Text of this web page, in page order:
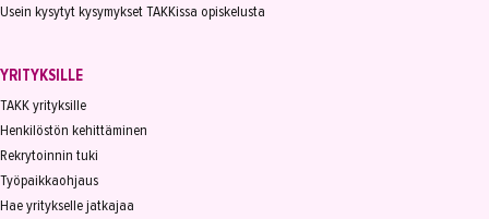
Usein kysytyt kysymykset TAKKissa opiskelusta
YRITYKSILLE
TAKK yrityksille
Henkilöstön kehittäminen
Rekrytoinnin tuki
Työpaikkaohjaus
Hae yritykselle jatkajaa